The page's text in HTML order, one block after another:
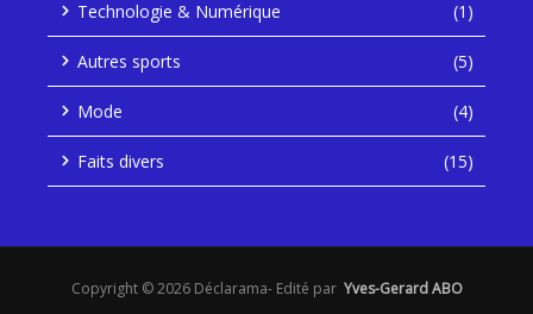
Technologie & Numérique (1)
Autres sports (5)
Mode (4)
Faits divers (15)
Copyright © 2026 Déclarama- Edité par Yves-Gerard ABO